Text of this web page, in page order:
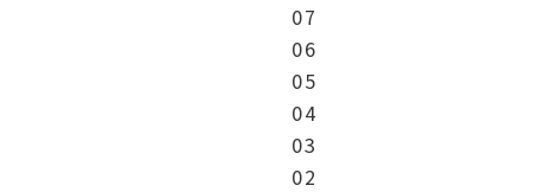
07
06
05
04
03
02